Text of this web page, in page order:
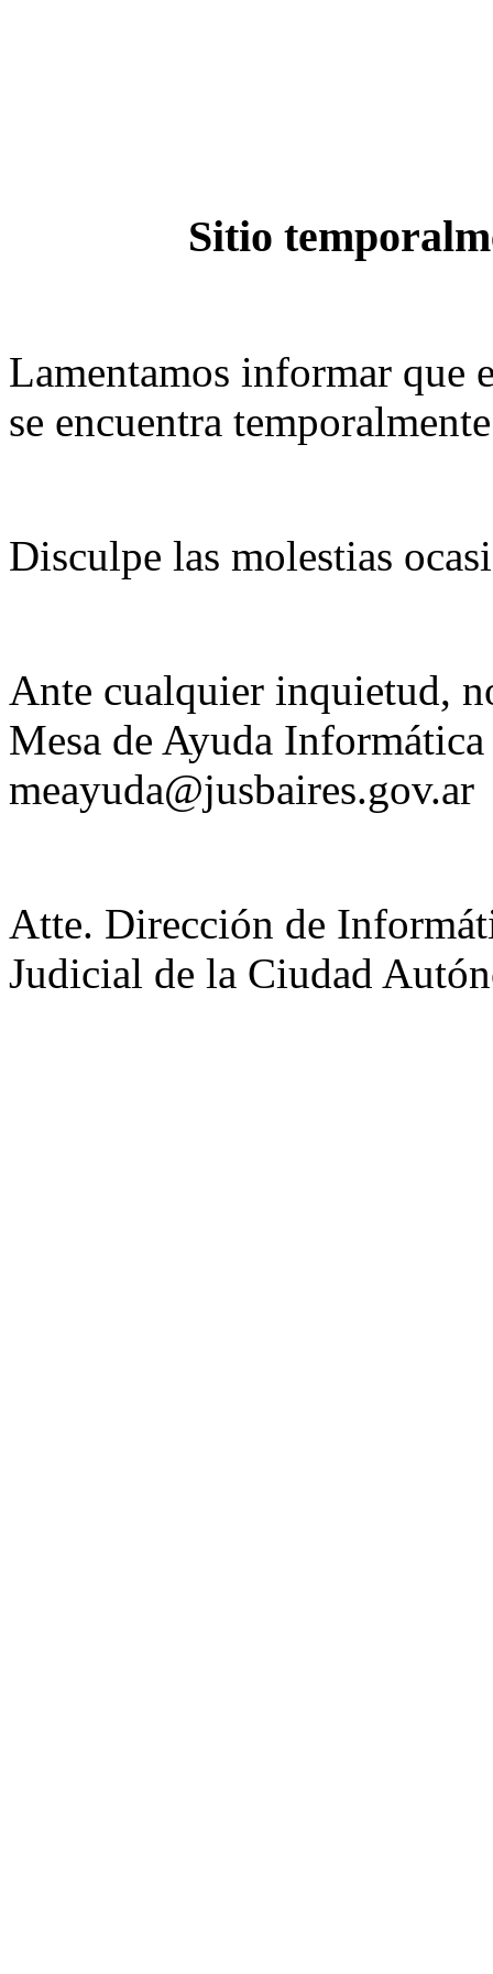
Sitio
Lamentamos informar que
se encuentra
Disculpe las molestias
Ante cualquier inquietud,
Mesa de Ayuda
meayuda@jusbaires.gov.ar
Atte. Dirección de
Judicial de la Ciudad